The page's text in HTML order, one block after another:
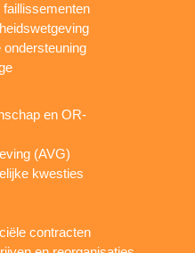
faillissementen
en OR-
(AVG)
kwesties
contracten